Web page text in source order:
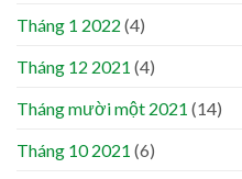
Tháng 1 2022 (4)
Tháng 12 2021 (4)
Tháng mười một 2021 (14)
Tháng 10 2021 (6)